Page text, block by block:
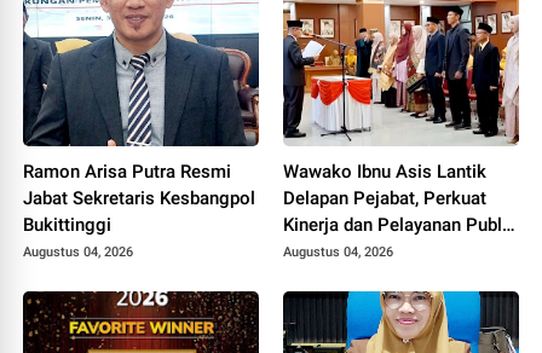
Ramon Arisa Putra Resmi
Jabat Sekretaris Kesbangpol
Bukittinggi
Augustus 04, 2026
Wawako Ibnu Asis Lantik
Delapan Pejabat, Perkuat
Kinerja dan Pelayanan Publik
Pemko Bukittinggi
Augustus 04, 2026